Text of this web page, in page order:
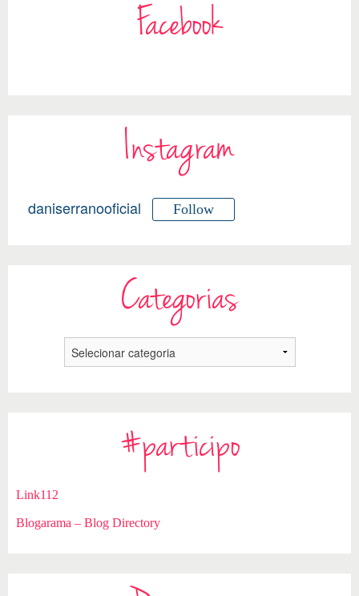
Facebook
Instagram
daniserranooficial Follow
Categorias
#participo
Link112
Blogarama – Blog Directory